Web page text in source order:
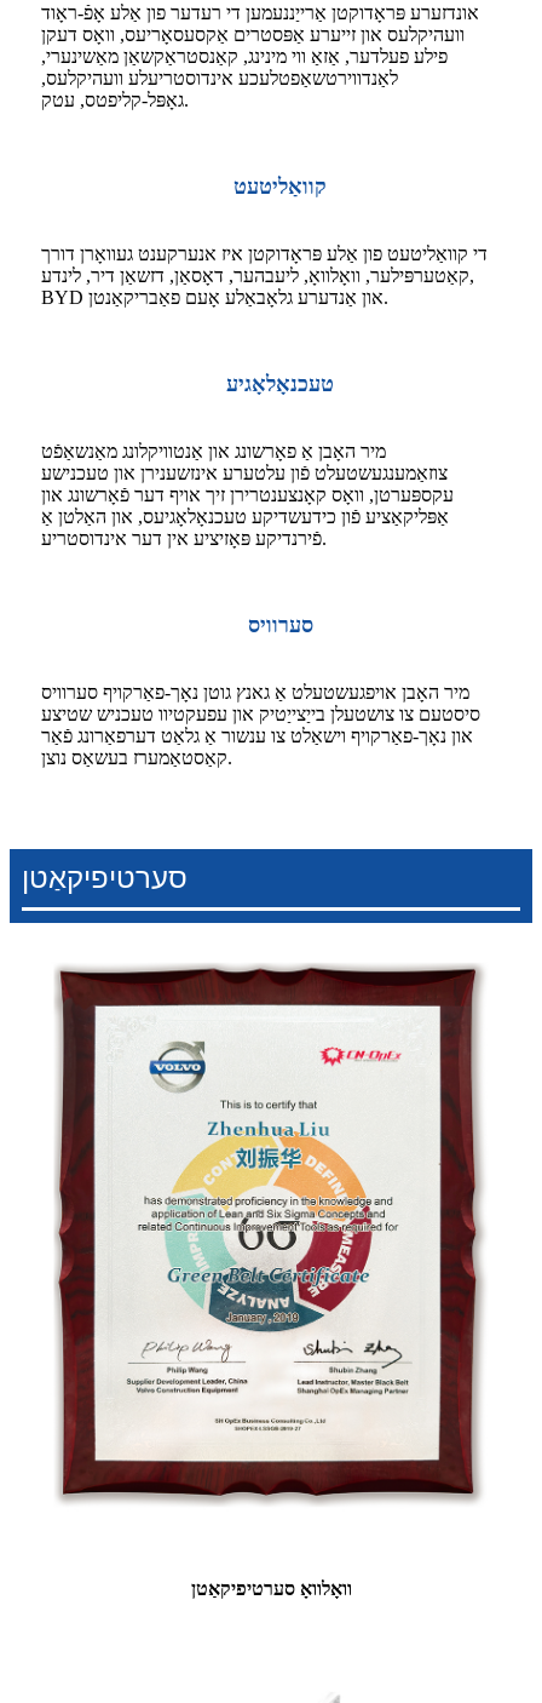
אונדזערע פּראָדוקטן אַרייַננעמען די רעדער פון אַלע אָפֿ-ראָוד
וועהיקלעס און זייערע אַפּסטרים אַקסעסאָריעס, וואָס דעקן
פילע פעלדער, אַזאַ ווי מינינג, קאַנסטראַקשאַן מאַשינערי,
לאַנדווירטשאַפטלעכע אינדוסטריעלע וועהיקלעס,
גאָפּל-קליפטס, עטק.
קוואַליטעט
די קוואַליטעט פון אַלע פּראָדוקטן איז אנערקענט געוואָרן דורך
קאַטערפּילער, וואָלוואָ, ליעבהער, דאָסאַן, דזשאַן דיר, לינדע,
BYD און אַנדערע גלאָבאַלע אָעם פאַבריקאַנטן.
טעכנאָלאָגיע
מיר האָבן אַ פאָרשונג און אַנטוויקלונג מאַנשאַפֿט
צוזאַמענגעשטעלט פֿון עלטערע אינזשענירן און טעכנישע
עקספּערטן, וואָס קאָנצענטרירן זיך אויף דער פֿאָרשונג און
אַפּליקאַציע פֿון כידעשדיקע טעכנאָלאָגיעס, און האַלטן אַ
פֿירנדיקע פּאָזיציע אין דער אינדוסטריע.
סערוויס
מיר האָבן אויפגעשטעלט אַ גאנץ גוטן נאָך-פאַרקויף סערוויס
סיסטעם צו צושטעלן בייַצייַטיק און עפעקטיוו טעכניש שטיצע
און נאָך-פאַרקויף וישאַלט צו ענשור אַ גלאַט דערפאַרונג פֿאַר
קאַסטאַמערז בעשאַס נוצן.
סערטיפיקאַטן
וואָלוואָ סערטיפיקאַטן